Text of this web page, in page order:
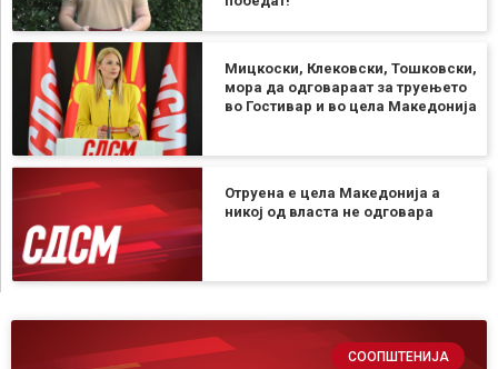
Мицкоски, Клековски, Тошковски,
мора да одговараат за труењето
во Гостивар и во цела Македонија
Отруена е цела Македонија а
никој од власта не одговара
СООПШТЕНИЈА